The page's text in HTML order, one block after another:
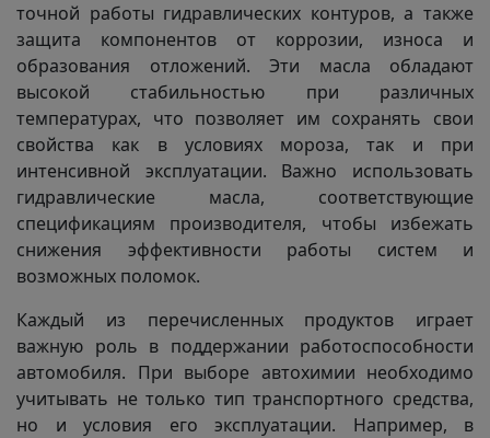
точной работы гидравлических контуров, а также
защита компонентов от коррозии, износа и
образования отложений. Эти масла обладают
высокой стабильностью при различных
температурах, что позволяет им сохранять свои
свойства как в условиях мороза, так и при
интенсивной эксплуатации. Важно использовать
гидравлические масла, соответствующие
спецификациям производителя, чтобы избежать
снижения эффективности работы систем и
возможных поломок.
Каждый из перечисленных продуктов играет
важную роль в поддержании работоспособности
автомобиля. При выборе автохимии необходимо
учитывать не только тип транспортного средства,
но и условия его эксплуатации. Например, в